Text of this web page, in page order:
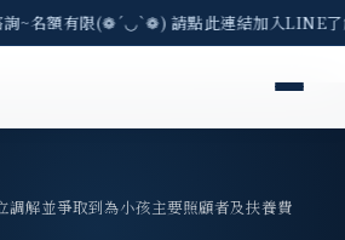
~名額有限(❁´◡`❁) 請點此連結加入LINE
調解並爭取到為小孩主要照顧者及扶養費